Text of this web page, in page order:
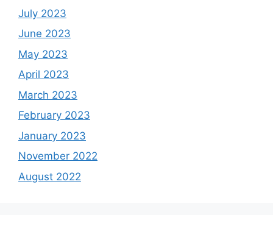
July 2023
June 2023
May 2023
April 2023
March 2023
February 2023
January 2023
November 2022
August 2022